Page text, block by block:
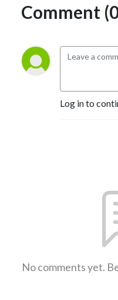
Comment
Log in to
No comments yet.